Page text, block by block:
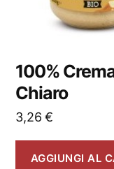
100%
Chiaro
3,26€
AGGIUNGI AL